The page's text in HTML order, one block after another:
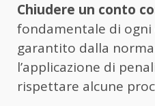
Chiudere un conto
fondamentale di
garantito dalla
l’applicazione di
rispettare alcune